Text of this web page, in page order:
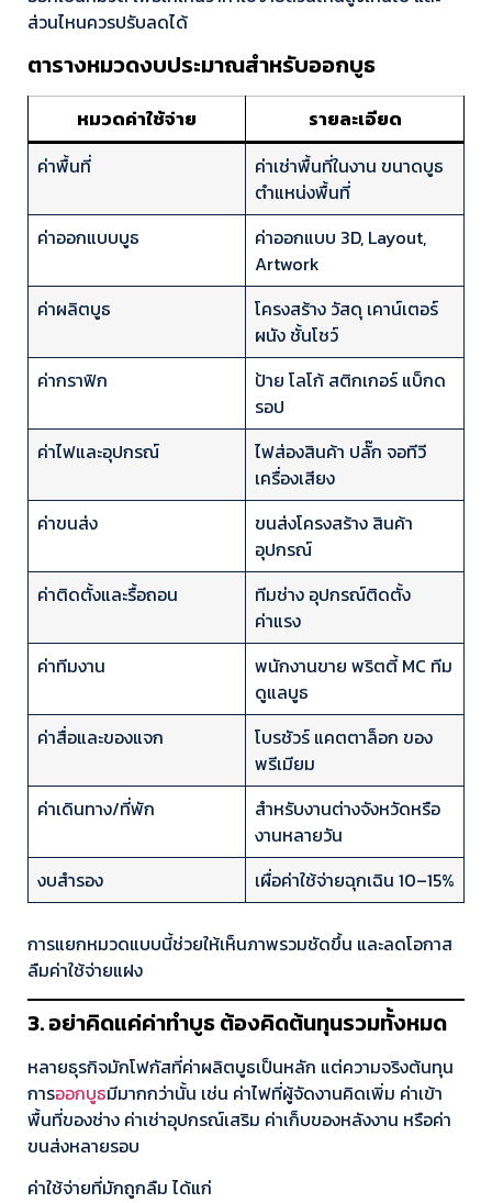
ส่วนไหนควรปรับลดได้
ตารางหมวดงบประมาณสำหรับออกบูธ
หมวดค่าใช้จ่าย
รายละเอียด
ค่าพื้นที่
ค่าเช่าพื้นที่ในงาน ขนาดบูธ
ตำแหน่งพื้นที่
ค่าออกแบบบูธ
ค่าออกแบบ 3D, Layout,
Artwork
ค่าผลิตบูธ
โครงสร้าง วัสดุ เคาน์เตอร์
ผนัง ชั้นโชว์
ค่ากราฟิก
ป้าย โลโก้ สติกเกอร์ แบ็กด
รอป
ค่าไฟและอุปกรณ์
ไฟส่องสินค้า ปลั๊ก จอทีวี
เครื่องเสียง
ค่าขนส่ง
ขนส่งโครงสร้าง สินค้า
อุปกรณ์
ค่าติดตั้งและรื้อถอน
ทีมช่าง อุปกรณ์ติดตั้ง
ค่าแรง
ค่าทีมงาน
พนักงานขาย พริตตี้ MC ทีม
ดูแลบูธ
ค่าสื่อและของแจก
โบรชัวร์ แคตตาล็อก ของ
พรีเมียม
ค่าเดินทาง/ที่พัก
สำหรับงานต่างจังหวัดหรือ
งานหลายวัน
งบสำรอง
เผื่อค่าใช้จ่ายฉุกเฉิน 10–15%
การแยกหมวดแบบนี้ช่วยให้เห็นภาพรวมชัดขึ้น และลดโอกาส
ลืมค่าใช้จ่ายแฝง
3. อย่าคิดแค่ค่าทำบูธ ต้องคิดต้นทุนรวมทั้งหมด
หลายธุรกิจมักโฟกัสที่ค่าผลิตบูธเป็นหลัก แต่ความจริงต้นทุน
การออกบูธมีมากกว่านั้น เช่น ค่าไฟที่ผู้จัดงานคิดเพิ่ม ค่าเข้า
พื้นที่ของช่าง ค่าเช่าอุปกรณ์เสริม ค่าเก็บของหลังงาน หรือค่า
ขนส่งหลายรอบ
ค่าใช้จ่ายที่มักถูกลืม ได้แก่